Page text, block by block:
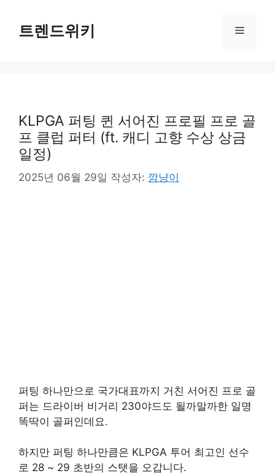
트렌드위키 메
KLPGA 퍼팅 퀸 서어진 프로필 프로 골
프 클럽 퍼터 (ft. 캐디 고향 수상 상금
일정)
2025년 06월 29일 작성자: 깜냥이
퍼팅 하나만으로 국가대표까지 거친 서어진 프로 골
퍼는 드라이버 비거리 230야드도 될까말까한 일명
똑딱이 골퍼인데요.
하지만 퍼팅 하나만큼은 KLPGA 투어 최고인 선수
로 28 ~ 29 초반의 스탯을 오갑니다.